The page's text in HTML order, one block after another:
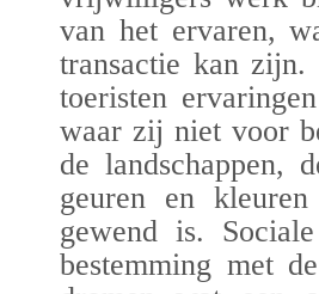
van het ervaren,
transactie kan
toeristen
waar zij niet voor
de landschappen,
geuren en
gewend is.
bestemming met